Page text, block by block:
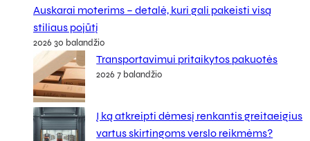
Auskarai moterims – detalė, kuri gali pakeisti visą
stiliaus pojūtį
2026 30 balandžio
Transportavimui pritaikytos pakuotės
2026 7 balandžio
Į ką atkreipti dėmesį renkantis greitaeigius
vartus skirtingoms verslo reikmėms?